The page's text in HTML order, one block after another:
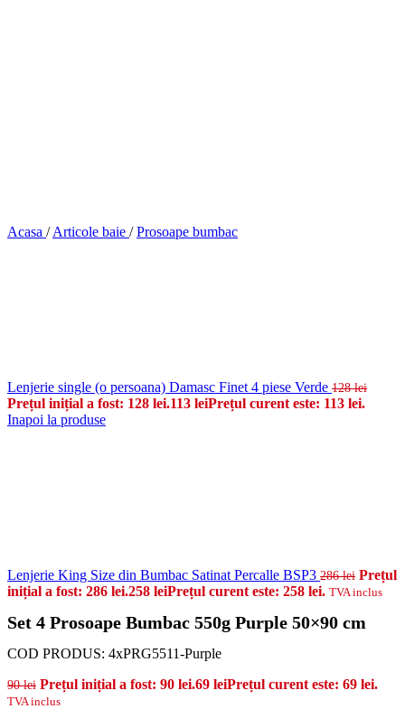
Acasa / Articole baie / Prosoape bumbac
Lenjerie single (o persoana) Damasc Finet 4 piese Verde 128lei
Prețul inițial a fost: 128 lei.113 leiPrețul curent este: 113 lei.
Inapoi la produse
Lenjerie King Size din Bumbac Satinat Percalle BSP3 286lei Prețul
inițial a fost: 286 lei.258 leiPrețul curent este: 258 lei. TVA inclus
Set 4 Prosoape Bumbac 550g Purple 50×90 cm
COD PRODUS: 4xPRG5511-Purple
90lei Prețul inițial a fost: 90 lei.69 leiPrețul curent este: 69 lei.
TVA inclus